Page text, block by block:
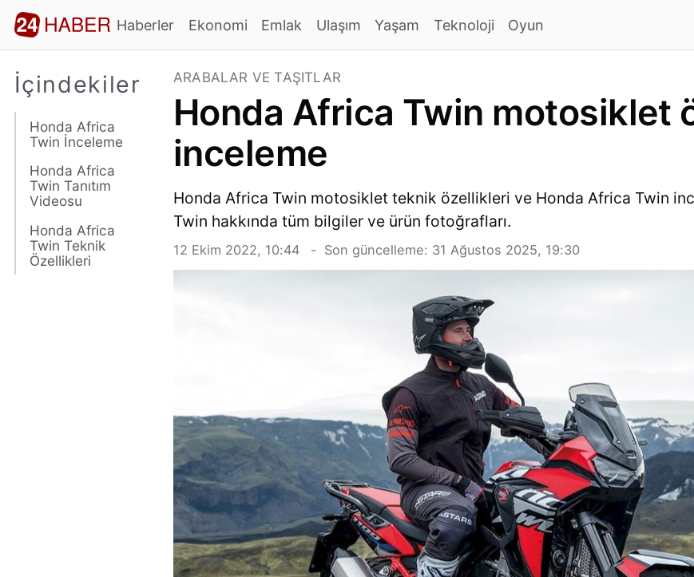
Haberler Ekonomi Emlak Ulaşım Yaşam Teknoloji Oyun
İçindekiler
Honda Africa
Twin İnceleme
Honda Africa
Twin Tanıtım
Videosu
Honda Africa
Twin Teknik
Özellikleri
ARABALAR VE TAŞITLAR
Honda Africa Twin motosiklet
inceleme
Honda Africa Twin motosiklet teknik özellikleri ve Honda Africa Twin
Twin hakkında tüm bilgiler ve ürün fotoğrafları.
12 Ekim 2022, 10:44 Son güncelleme: 31 Ağustos 2025, 19:30